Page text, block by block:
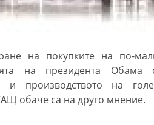
на покупките на по-
на президента
и производството на
обаче са на друго мнение.